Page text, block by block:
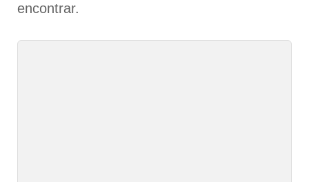
encontrar.